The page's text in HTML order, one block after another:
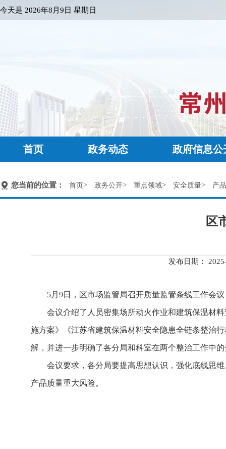
今天是 2026年8月9日 星期日
首页 政务动态 政府信息公
您当前的位置： 首页> 政务公开> 重点领域> 安全质量> 产
区
发布日期：
5月9日，区市场监管局召开质量监管条线工作会
会议介绍了人员密集场所动火作业和建筑保温材
施方案》《江苏省建筑保温材料安全隐患全链条整治
解，并进一步明确了各分局和科室在两个整治工作中
会议要求，各分局要提高思想认识，强化底线思
产品质量重大风险。